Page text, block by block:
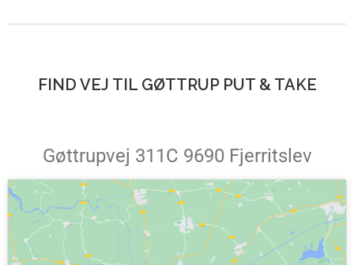
FIND VEJ TIL GØTTRUP PUT & TAKE
Gøttrupvej 311C 9690 Fjerritslev